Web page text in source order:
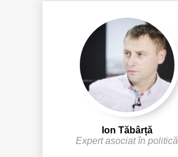
Ion Tăbârță
Expert asociat în politică